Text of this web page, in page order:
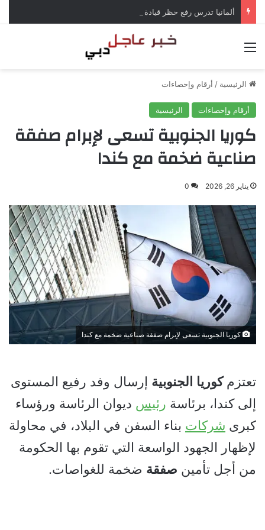
الرئيسية / أرقام وإحصاءات
أرقام وإحصاءات الرئيسية
كوريا الجنوبية تسعى لإبرام صفقة
صناعية ضخمة مع كندا
يناير 26, 2026 0
كوريا الجنوبية تسعى لإبرام صفقة صناعية ضخمة مع كندا
تعتزمكوريا الجنوبية إرسال وفد رفيع المستوى
إلى كندا، برئاسة رئيس ديوان الرئاسة ورؤساء
كبرى شركات بناء السفن في البلاد، في محاولة
لإظهار الجهود الواسعة التي تقوم بها الحكومة
من أجل تأمين صفقة ضخمة للغواصات.